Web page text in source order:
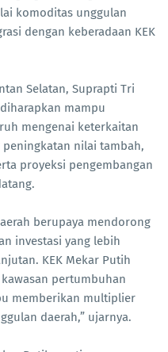
komoditas unggulan
dengan keberadaan KEK
Selatan, Suprapti Tri
mampu
mengenai keterkaitan
nilai tambah,
proyeksi pengembangan
berupaya mendorong
investasi yang lebih
KEK Mekar Putih
pertumbuhan
memberikan multiplier
daerah,” ujarnya.